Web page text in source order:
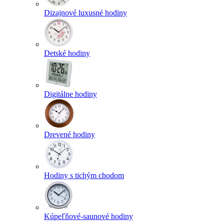
Dizajnové luxusné hodiny
Detské hodiny
Digitálne hodiny
Drevené hodiny
Hodiny s tichým chodom
Kúpeľňové-saunové hodiny